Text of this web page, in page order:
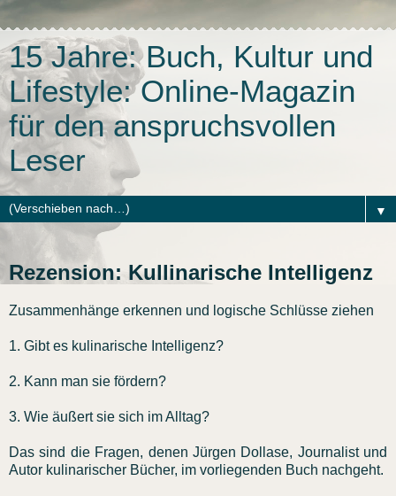
15 Jahre: Buch, Kultur und
Lifestyle: Online-Magazin
für den anspruchsvollen
Leser
▼
Rezension: Kullinarische Intelligenz
Zusammenhänge erkennen und logische Schlüsse ziehen
1. Gibt es kulinarische Intelligenz?
2. Kann man sie fördern?
3. Wie äußert sie sich im Alltag?
Das sind die Fragen, denen Jürgen Dollase, Journalist und
Autor kulinarischer Bücher, im vorliegenden Buch nachgeht.